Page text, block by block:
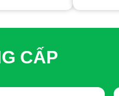
trường hợp bắt buộc
luôn kiểm soát chặt chẽ
CẤP